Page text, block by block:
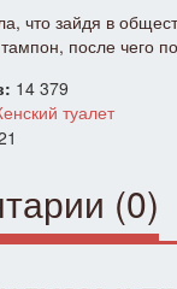
что зайдя в
после чего
14 379
туалет
(0)